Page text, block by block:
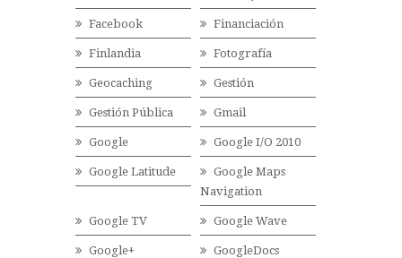
Facebook Financiación
Finlandia Fotografía
Geocaching Gestión
Gestión Pública Gmail
Google Google I/O 2010
Google Latitude
Google Maps
Navigation
Google TV Google Wave
Google+ GoogleDocs